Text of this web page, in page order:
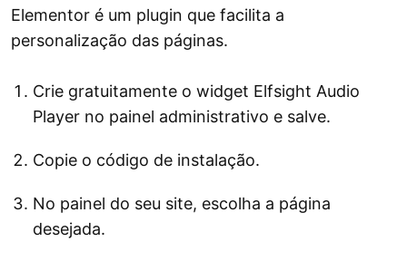
Elementor é um plugin que facilita a
personalização das páginas.
Crie gratuitamente o widget Elfsight Audio
Player no painel administrativo e salve.
Copie o código de instalação.
No painel do seu site, escolha a página
desejada.